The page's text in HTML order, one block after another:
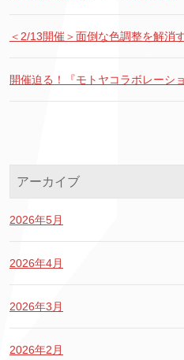
＜2/13開催＞面倒な色調整を解消
開催迫る！『モトヤコラボレーシ
アーカイブ
2026年5月
2026年4月
2026年3月
2026年2月